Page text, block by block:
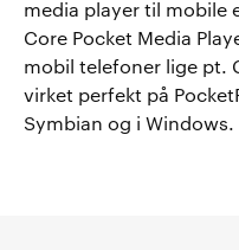
media player til mobile
Core Pocket Media
mobil telefoner lige pt.
virket perfekt på
Symbian og i Windows.